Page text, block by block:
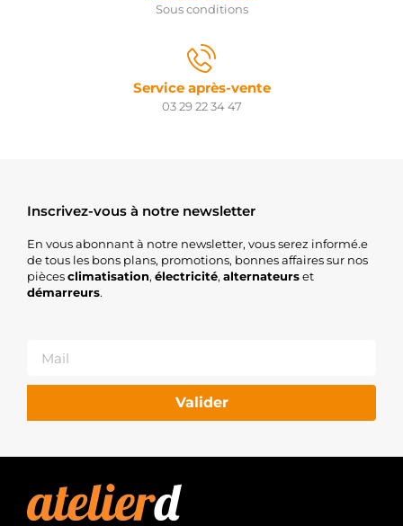
Sous conditions
Service après-vente
03 29 22 34 47
Inscrivez-vous à notre newsletter
En vous abonnant à notre newsletter, vous serez informé.e
de tous les bons plans, promotions, bonnes affaires sur nos
piècesclimatisation, électricité, alternateurset
démarreurs.
Valider